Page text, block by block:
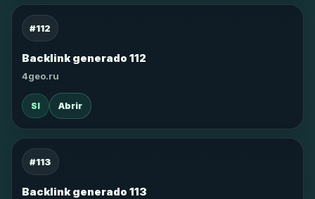
#112
Backlink generado 112
4geo.ru
SI Abrir
#113
Backlink generado 113